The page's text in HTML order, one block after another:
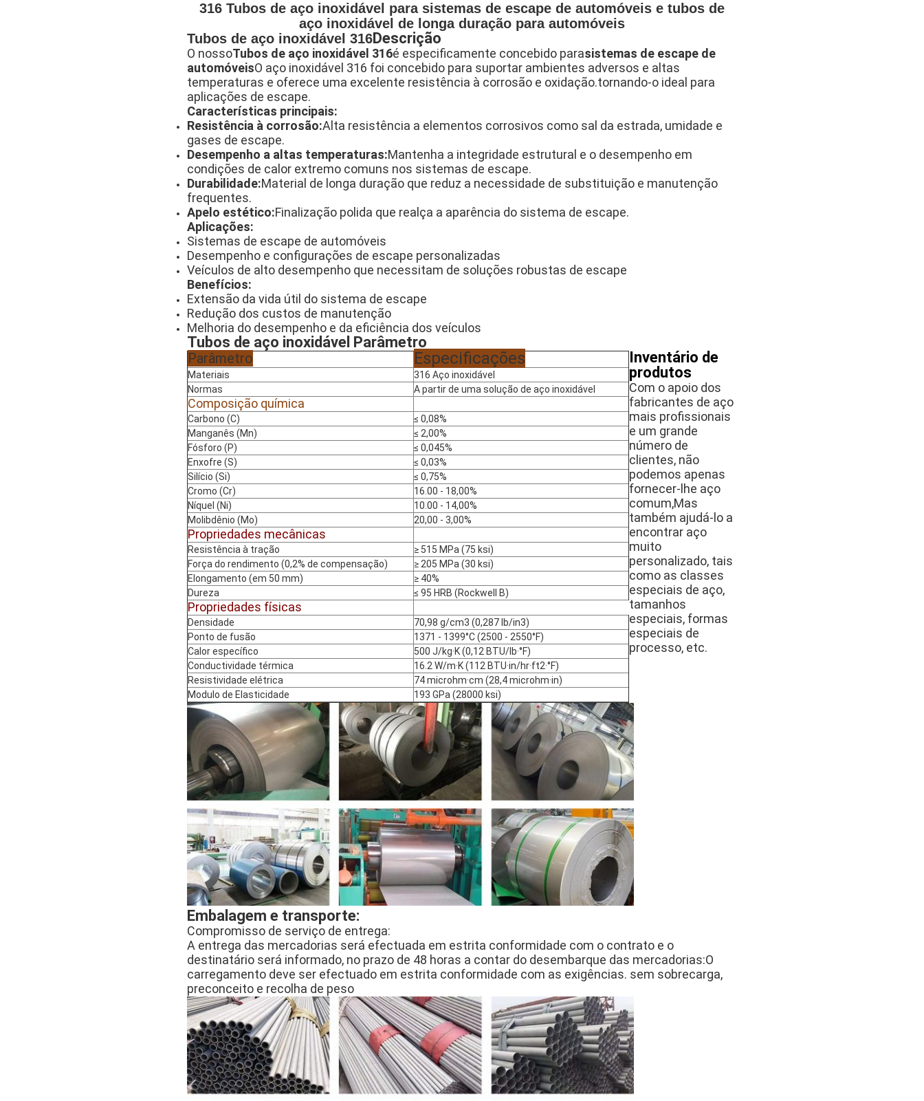
316 Tubos de aço inoxidável para sistemas de escape de automóveis e tubos de
aço inoxidável de longa duração para automóveis
Tubos de aço inoxidável 316Descrição
O nossoTubos de aço inoxidável 316é especificamente concebido parasistemas de escape de
automóveisO aço inoxidável 316 foi concebido para suportar ambientes adversos e altas
temperaturas e oferece uma excelente resistência à corrosão e oxidação.tornando-o ideal para
aplicações de escape.
Características principais:
Resistência à corrosão:Alta resistência a elementos corrosivos como sal da estrada, umidade e
gases de escape.
Desempenho a altas temperaturas:Mantenha a integridade estrutural e o desempenho em
condições de calor extremo comuns nos sistemas de escape.
Durabilidade:Material de longa duração que reduz a necessidade de substituição e manutenção
frequentes.
Apelo estético:Finalização polida que realça a aparência do sistema de escape.
Aplicações:
Sistemas de escape de automóveis
Desempenho e configurações de escape personalizadas
Veículos de alto desempenho que necessitam de soluções robustas de escape
Benefícios:
Extensão da vida útil do sistema de escape
Redução dos custos de manutenção
Melhoria do desempenho e da eficiência dos veículos
Tubos de aço inoxidável Parâmetro
Parâmetro Especificações
Materiais
316 Aço inoxidável
Normas
A partir de uma solução de aço inoxidável
Composição química
Carbono (C)
≤ 0,08%
Manganês (Mn)
≤ 2,00%
Fósforo (P)
≤ 0,045%
Enxofre (S)
≤ 0,03%
Silício (Si)
≤ 0,75%
Cromo (Cr)
16.00 - 18,00%
Níquel (Ni)
10.00 - 14,00%
Molibdênio (Mo)
20,00 - 3,00%
Propriedades mecânicas
Resistência à tração
≥ 515 MPa (75 ksi)
Força do rendimento (0,2% de compensação)
≥ 205 MPa (30 ksi)
Elongamento (em 50 mm)
≥ 40%
Dureza
≤ 95 HRB (Rockwell B)
Propriedades físicas
Densidade
70,98 g/cm3 (0,287 lb/in3)
Ponto de fusão
1371 - 1399°C (2500 - 2550°F)
Calor específico
500 J/kg·K (0,12 BTU/lb·°F)
Conductividade térmica
16.2 W/m·K (112 BTU·in/hr·ft2·°F)
Resistividade elétrica
74 microhm·cm (28,4 microhm·in)
Modulo de Elasticidade
193 GPa (28000 ksi)
Inventário de
produtos
Com o apoio dos
fabricantes de aço
mais profissionais
e um grande
número de
clientes, não
podemos apenas
fornecer-lhe aço
comum,Mas
também ajudá-lo a
encontrar aço
muito
personalizado, tais
como as classes
especiais de aço,
tamanhos
especiais, formas
especiais de
processo, etc.
Embalagem e transporte:
Compromisso de serviço de entrega:
A entrega das mercadorias será efectuada em estrita conformidade com o contrato e o
destinatário será informado, no prazo de 48 horas a contar do desembarque das mercadorias:O
carregamento deve ser efectuado em estrita conformidade com as exigências. sem sobrecarga,
preconceito e recolha de peso